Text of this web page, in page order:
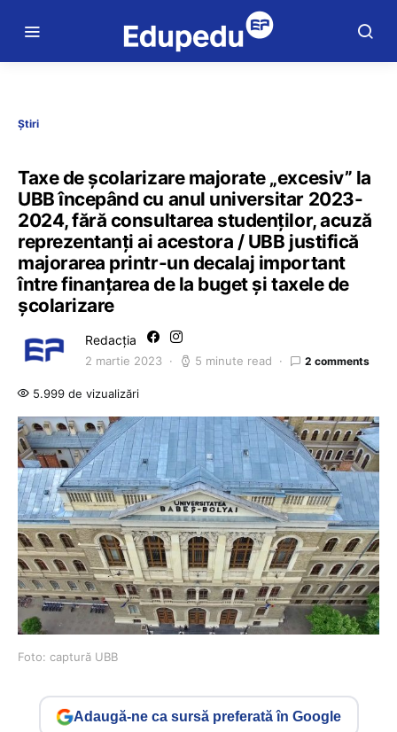
Știri
Taxe de școlarizare majorate „excesiv” la
UBB începând cu anul universitar 2023-
2024, fără consultarea studenților, acuză
reprezentanți ai acestora / UBB justifică
majorarea printr-un decalaj important
între finanțarea de la buget și taxele de
școlarizare
Redacția
2 martie 2023 5 minute read 2 comments
5.999 de vizualizări
Foto: captură UBB
Adaugă-ne ca sursă preferată în Google